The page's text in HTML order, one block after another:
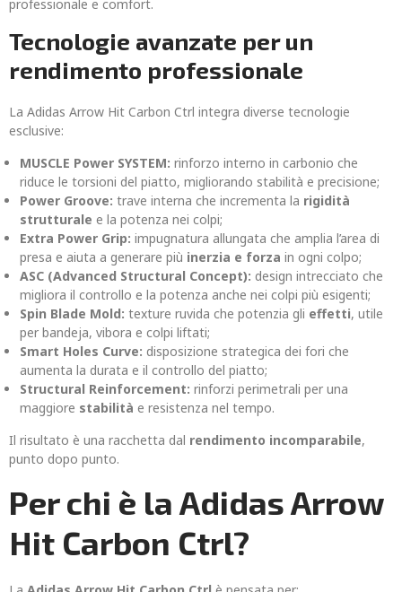
professionale e comfort.
Tecnologie avanzate per un
rendimento professionale
La Adidas Arrow Hit Carbon Ctrl integra diverse tecnologie
esclusive:
MUSCLE Power SYSTEM: rinforzo interno in carbonio che
riduce le torsioni del piatto, migliorando stabilità e precisione;
Power Groove: trave interna che incrementa la rigidità
strutturale e la potenza nei colpi;
Extra Power Grip: impugnatura allungata che amplia l’area di
presa e aiuta a generare più inerzia e forza in ogni colpo;
ASC (Advanced Structural Concept): design intrecciato che
migliora il controllo e la potenza anche nei colpi più esigenti;
Spin Blade Mold: texture ruvida che potenzia gli effetti, utile
per bandeja, vibora e colpi liftati;
Smart Holes Curve: disposizione strategica dei fori che
aumenta la durata e il controllo del piatto;
Structural Reinforcement: rinforzi perimetrali per una
maggiore stabilità e resistenza nel tempo.
Il risultato è una racchetta dal rendimento incomparabile,
punto dopo punto.
Per chi è la Adidas Arrow
Hit Carbon Ctrl?